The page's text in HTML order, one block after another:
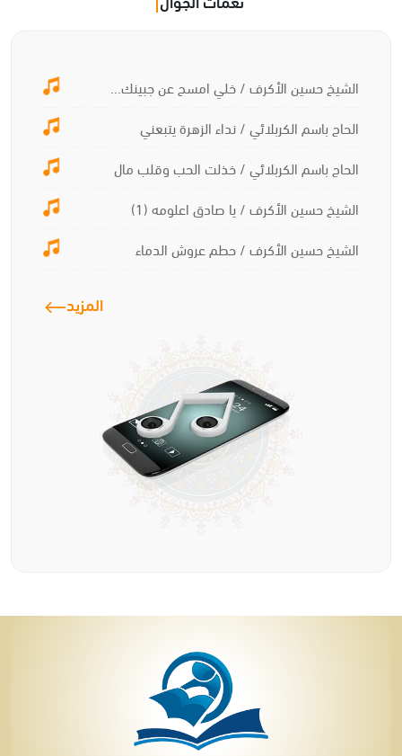
الشيخ حسين الأكرف / خلي امسح عن جبينك...
الحاج باسم الكربلائي / نداء الزهرة يتبعني
الحاج باسم الكربلائي / خذلت الحب وقلب مال
الشيخ حسين الأكرف / يا صادق اعلومه (1)
الشيخ حسين الأكرف / حطم عروش الدماء
المزيد